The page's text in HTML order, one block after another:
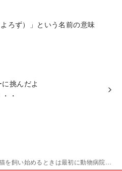
よろず）」という名前の意味
挑んだよ
・
飼い始めるときは最初に動物病院で健康診断を受けておこう